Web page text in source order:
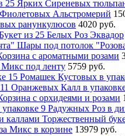
25 Ярких Сиреневых
Альстромерий
ранункулюсов 4020 руб.
из 25 Белых Роз Эквадор
Шары под потолок
с ароматными розами
Микс под ленту 5759 руб.
15 Ромашек Кустовых в
11 Оранжевых Калл в
с орхидеями и розами
9 Радужных Роз в
Торжественный
Микс в корзине 13979 руб.